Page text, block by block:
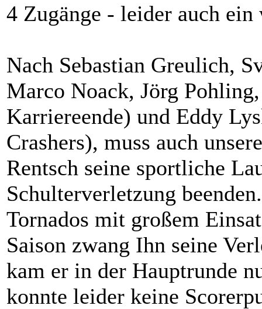
4 Zugänge - leider auch
Nach Sebastian Greulich,
Marco Noack, Jörg
Karriereende) und Eddy
Crashers), muss auch
Rentsch seine sportliche
Schulterverletzung
Tornados mit großem
Saison zwang Ihn seine
kam er in der Hauptrunde
konnte leider keine